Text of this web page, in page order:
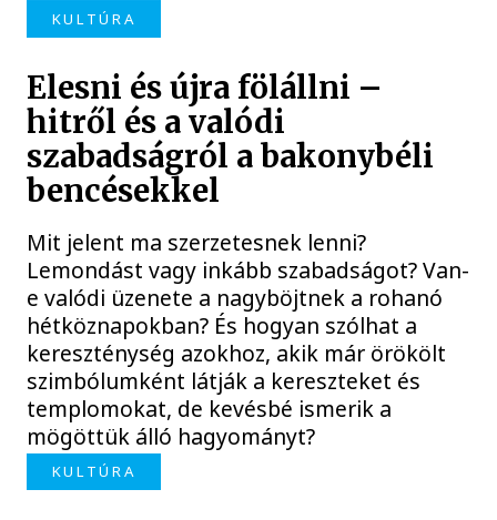
KULTÚRA
Elesni és újra fölállni –
hitről és a valódi
szabadságról a bakonybéli
bencésekkel
Mit jelent ma szerzetesnek lenni?
Lemondást vagy inkább szabadságot? Van-
e valódi üzenete a nagyböjtnek a rohanó
hétköznapokban? És hogyan szólhat a
kereszténység azokhoz, akik már örökölt
szimbólumként látják a kereszteket és
templomokat, de kevésbé ismerik a
mögöttük álló hagyományt?
KULTÚRA